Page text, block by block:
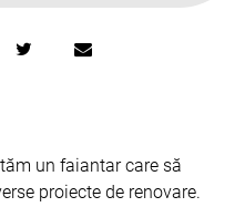
un faiantar care să
proiecte de renovare.